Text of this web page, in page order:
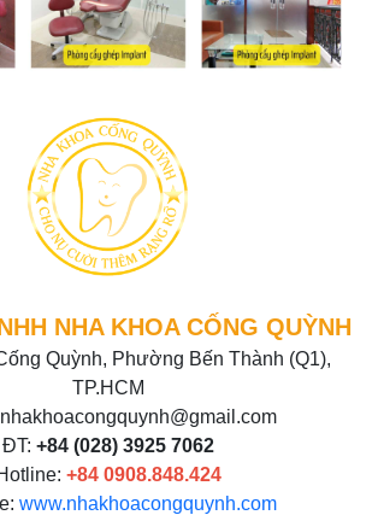
NHA KHOA CỐNG QUỲNH
Quỳnh, Phường Bến Thành (Q1),
TP.HCM
ĐT: +84 (028) 3925 7062
+84 0908.848.424
www.nhakhoacongquynh.com